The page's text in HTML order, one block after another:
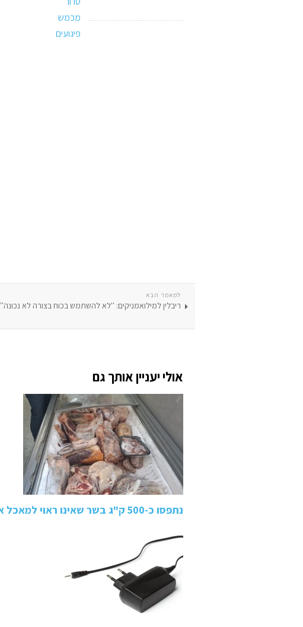
מכמש
פיגועים
למאמר הבא
ריבלין למילואמניקים: ''לא להשתמש בכוח בצורה לא נכונה''
אולי יעניין אותך גם
נתפסו כ-500 ק"ג בשר שאינו ראוי למאכל אדם באיטליז בטמרה:…